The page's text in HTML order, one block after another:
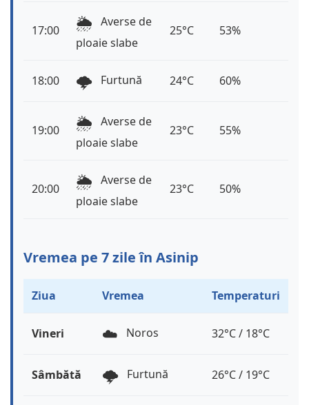
17:00 🌦️ Averse de
ploaie slabe
25°C 53%
18:00 🌩️ Furtună 24°C 60%
19:00 🌦️ Averse de
ploaie slabe
23°C 55%
20:00 🌦️ Averse de
ploaie slabe
23°C 50%
Vremea pe 7 zile în Asinip
Ziua Vremea Temperaturi
Vineri ☁️ Noros 32°C / 18°C
Sâmbătă 🌩️ Furtună 26°C / 19°C